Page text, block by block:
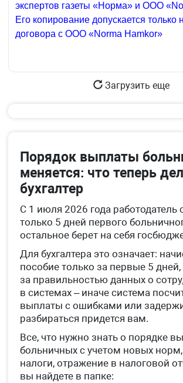
экспертов газеты «Норма» и ООО
Его копирование допускается только
договора с ООО «Norma Hamkor»
Загрузить еще
Порядок выплаты
меняется: что теперь
бухгалтер
С 1 июля 2026 года работодатель
только 5 дней первого
остальное берет на себя
Для бухгалтера это означает:
пособие только за первые 5 дней,
за правильностью данных о
в системах – иначе система
выплаты с ошибками или
разбираться придется вам.
Все, что нужно знать о порядке
больничных с учетом новых
налоги, отражение в налоговой
вы найдете в папке: